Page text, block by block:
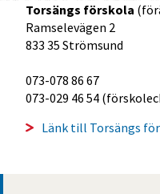
Torsängs förskola
Ramselevägen 2
833 35 Strömsund
073-078 86 67
073-029 46 54
Länk till Torsängs